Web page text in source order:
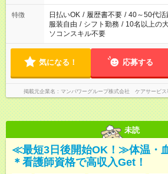
短時間・短期間の就業はご案内が難
特徴 日払いOK / 履歴書不要 / 40～50代活
服装自由 / シフト勤務 / 10名以上の
ソコンスキル不要
気になる！ 応募する
掲載元企業名 マンパワーグループ株式会社 ケアサービ
未読
≪最短3日後開始OK！≫体温・
＊看護師資格で高収入Get！